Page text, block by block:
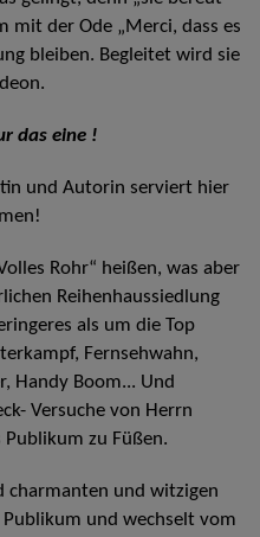
mit der Ode „Merci, dass es
bleiben. Begleitet wird sie
das eine !
und Autorin serviert hier
Rohr“ heißen, was aber
Reihenhaussiedlung
als um die Top
Fernsehwahn,
Handy Boom... Und
Versuche von Herrn
zu Füßen.
charmanten und witzigen
und wechselt vom